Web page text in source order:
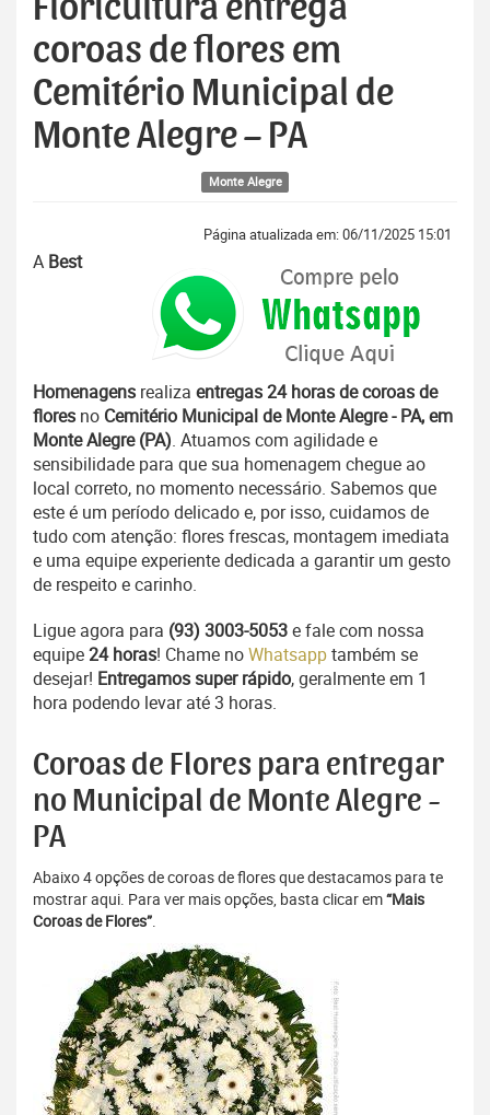
Floricultura entrega
coroas de flores em
Cemitério Municipal de
Monte Alegre – PA
Monte Alegre
Página atualizada em: 06/11/2025 15:01
A Best
Homenagens realiza entregas 24 horas de coroas de
flores no Cemitério Municipal de Monte Alegre - PA, em
Monte Alegre (PA). Atuamos com agilidade e
sensibilidade para que sua homenagem chegue ao
local correto, no momento necessário. Sabemos que
este é um período delicado e, por isso, cuidamos de
tudo com atenção: flores frescas, montagem imediata
e uma equipe experiente dedicada a garantir um gesto
de respeito e carinho.
Ligue agora para (93) 3003-5053e fale com nossa
equipe24 horas! Chame noWhatsapptambém se
desejar! Entregamos super rápido, geralmente em 1
hora podendo levar até 3 horas.
Coroas de Flores para entregar
no Municipal de Monte Alegre -
PA
Abaixo 4 opções de coroas de flores que destacamos para te
mostrar aqui. Para ver mais opções, basta clicar em“Mais
Coroas de Flores”.